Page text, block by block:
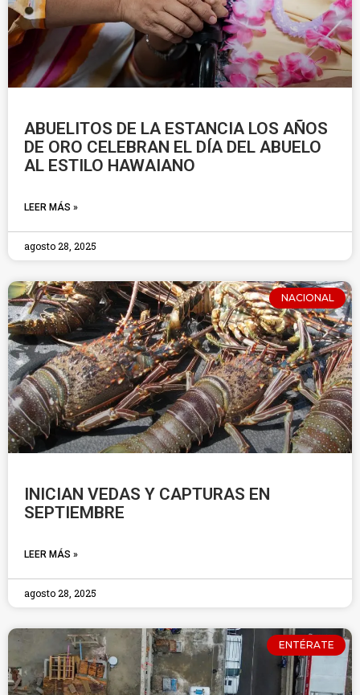
ABUELITOS DE LA ESTANCIA LOS AÑOS
DE ORO CELEBRAN EL DÍA DEL ABUELO
AL ESTILO HAWAIANO
LEER MÁS »
agosto 28, 2025
NACIONAL
INICIAN VEDAS Y CAPTURAS EN
SEPTIEMBRE
LEER MÁS »
agosto 28, 2025
ENTÉRATE